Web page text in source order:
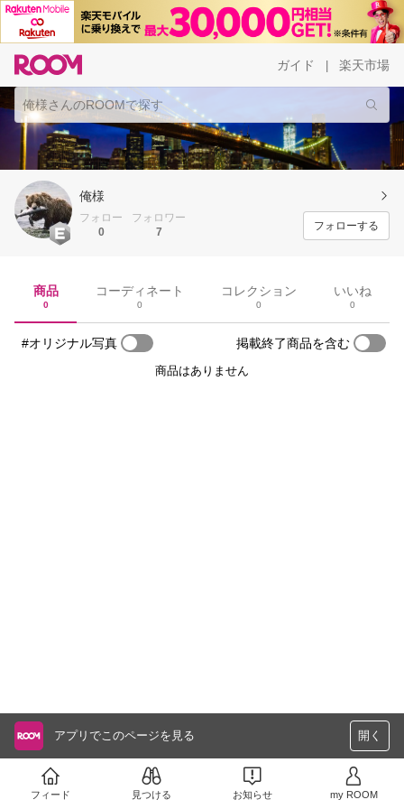
ガイド 楽天市場
俺様
フォロー
0
フォロワー
7
フォローする
商品
0
コーディネート
0
コレクション
0
いいね
0
#オリジナル写真 掲載終了商品を含む
商品はありません
アプリでこのページを見る 開く
フィード 見つける お知らせ my ROOM